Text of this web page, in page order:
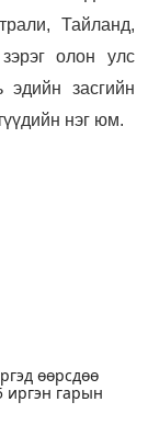
Тайланд,
олон улс
эдийн засгийн
нэг юм.
өөрсдөө
иргэн гарын